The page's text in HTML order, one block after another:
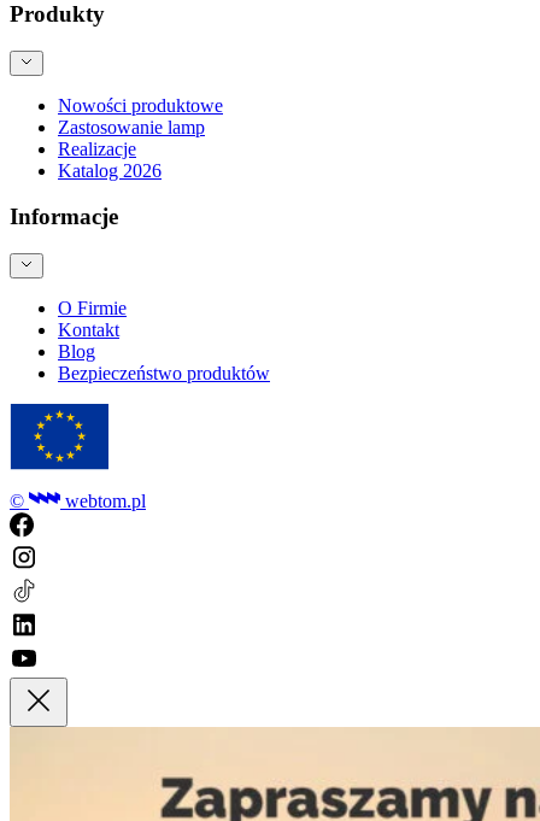
Produkty
Nowości produktowe
Zastosowanie lamp
Realizacje
Katalog 2026
Informacje
O Firmie
Kontakt
Blog
Bezpieczeństwo produktów
© webtom.pl